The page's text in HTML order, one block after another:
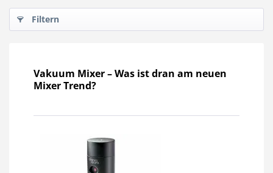
Filtern
Vakuum Mixer – Was ist dran am neuen
Mixer Trend?